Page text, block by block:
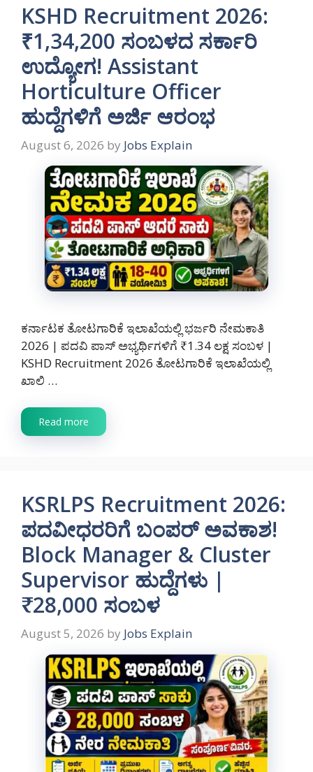
KSHD Recruitment 2026:
₹1,34,200 ಸಂಬಳದ ಸರ್ಕಾರಿ
ಉದ್ಯೋಗ! Assistant
Horticulture Officer
ಹುದ್ದೆಗಳಿಗೆ ಅರ್ಜಿ ಆರಂಭ
August 6, 2026 by Jobs Explain
ಕರ್ನಾಟಕ ತೋಟಗಾರಿಕೆ ಇಲಾಖೆಯಲ್ಲಿ ಭರ್ಜರಿ ನೇಮಕಾತಿ
2026 | ಪದವಿ ಪಾಸ್ ಅಭ್ಯರ್ಥಿಗಳಿಗೆ ₹1.34 ಲಕ್ಷ ಸಂಬಳ |
KSHD Recruitment 2026 ತೋಟಗಾರಿಕೆ ಇಲಾಖೆಯಲ್ಲಿ
ಖಾಲಿ …
Read more
KSRLPS Recruitment 2026:
ಪದವೀಧರರಿಗೆ ಬಂಪರ್ ಅವಕಾಶ!
Block Manager & Cluster
Supervisor ಹುದ್ದೆಗಳು |
₹28,000 ಸಂಬಳ
August 5, 2026 by Jobs Explain